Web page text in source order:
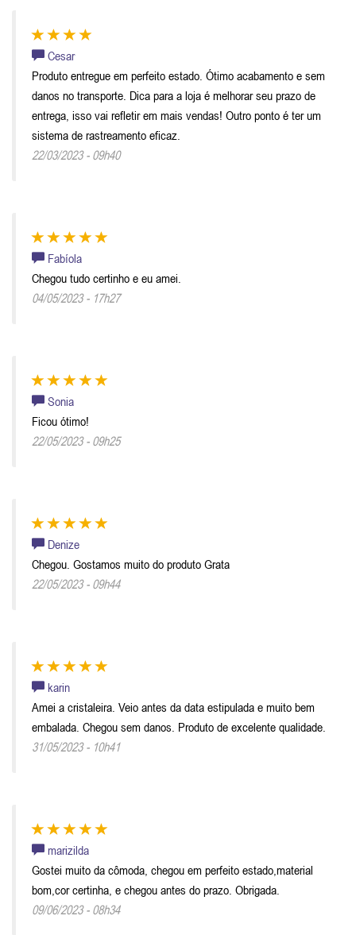
Cesar
Produto entregue em perfeito estado. Ótimo acabamento e sem
danos no transporte. Dica para a loja é melhorar seu prazo de
entrega, isso vai refletir em mais vendas! Outro ponto é ter um
sistema de rastreamento eficaz.
22/03/2023 - 09h40
Fabíola
Chegou tudo certinho e eu amei.
04/05/2023 - 17h27
Sonia
Ficou ótimo!
22/05/2023 - 09h25
Denize
Chegou. Gostamos muito do produto Grata
22/05/2023 - 09h44
karin
Amei a cristaleira. Veio antes da data estipulada e muito bem
embalada. Chegou sem danos. Produto de excelente qualidade.
31/05/2023 - 10h41
marizilda
Gostei muito da cômoda, chegou em perfeito estado,material
bom,cor certinha, e chegou antes do prazo. Obrigada.
09/06/2023 - 08h34